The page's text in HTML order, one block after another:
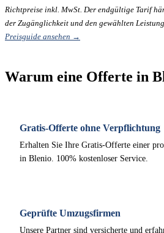
Richtpreise inkl. MwSt. Der endgültige Tarif
der Zugänglichkeit und den gewählten
Preisguide ansehen →
Warum eine Offerte in
Gratis-Offerte ohne Verpflichtung
Erhalten Sie Ihre Gratis-Offerte einer
in Blenio. 100% kostenloser Service.
Geprüfte Umzugsfirmen
Unsere Partner sind versicherte und